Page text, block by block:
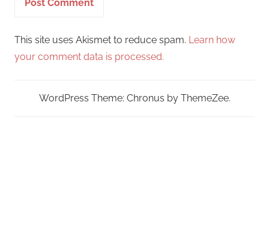
This site uses Akismet to reduce spam. Learn how
your comment data is processed.
WordPress Theme: Chronus by ThemeZee.